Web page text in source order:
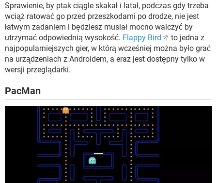
Sprawienie, by ptak ciągle skakał i latał, podczas gdy trzeba
wciąż ratować go przed przeszkodami po drodze, nie jest
łatwym zadaniem i będziesz musiał mocno walczyć by
utrzymać odpowiednią wysokość. Flappy Bird
to jedna z
najpopularniejszych gier, w którą wcześniej można było grać
na urządzeniach z Androidem, a eraz jest dostępny tylko w
wersji przeglądarki.
PacMan